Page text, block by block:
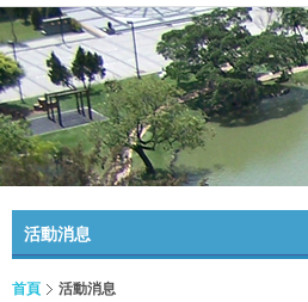
活動消息
首頁 活動消息